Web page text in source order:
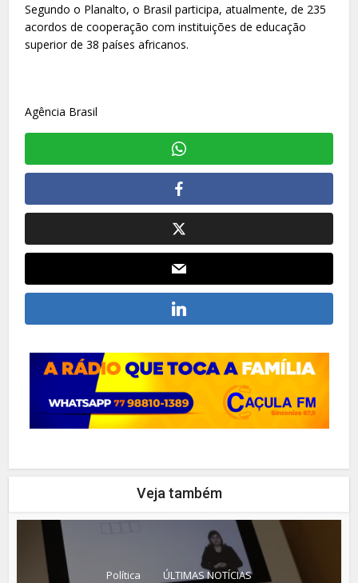
Segundo o Planalto, o Brasil participa, atualmente, de 235
acordos de cooperação com instituições de educação
superior de 38 países africanos.
Agência Brasil
Veja também
Política ÚLTIMAS NOTÍCIAS